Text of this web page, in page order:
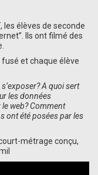
les élèves de seconde
Ils ont filmé des
fusé et chaque élève
A quoi sert
les données
le web? Comment
ont été posées par les
métrage conçu,